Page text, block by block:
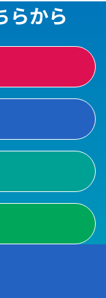
らから